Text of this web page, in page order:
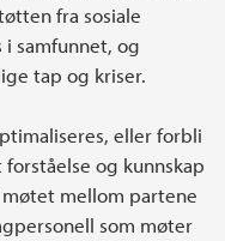
fra sosiale
samfunnet, og
tap og kriser.
eller forbli
og kunnskap
mellom partene
som møter